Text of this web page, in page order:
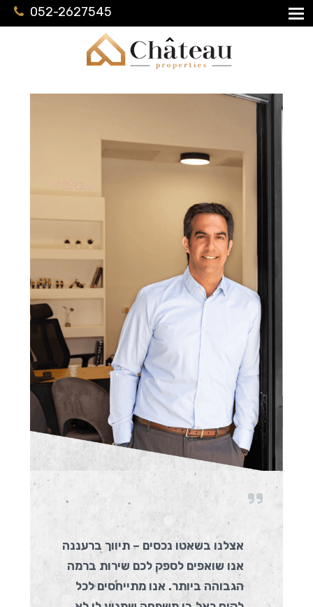
052-2627545
אצלנו בשאטו נכסים – תיווך ברעננה
אנו שואפים לספק לכם שירות ברמה
הגבוהה ביותר. אנו מתייחסים לכל